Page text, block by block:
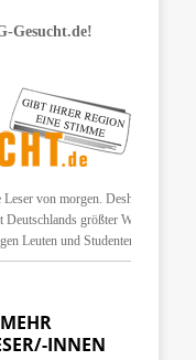
Gesucht.de!
von morgen. Deshalb
größter WG-
Leuten und Studenten.
INNEN